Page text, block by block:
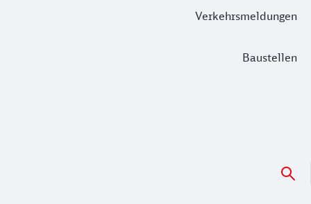
Verkehrsmeldungen
Baustellen